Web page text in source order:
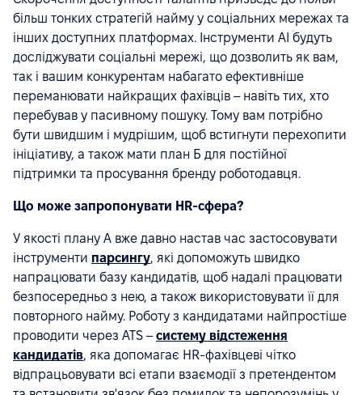
більш тонких стратегій найму у соціальних мережах та
інших доступних платформах. Інструменти AI будуть
досліджувати соціальні мережі, що дозволить як вам,
так і вашим конкурентам набагато ефективніше
переманювати найкращих фахівців – навіть тих, хто
перебував у пасивному пошуку. Тому вам потрібно
бути швидшим і мудрішим, щоб встигнути перехопити
ініціативу, а також мати план Б для постійної
підтримки та просування бренду роботодавця.
Що може запропонувати HR-сфера?
У якості плану А вже давно настав час застосовувати
інструменти парсингу, які допоможуть швидко
напрацювати базу кандидатів, щоб надалі працювати
безпосередньо з нею, а також використовувати її для
повторного найму. Роботу з кандидатами найпростіше
проводити через ATS –систему відстеження
кандидатів, яка допомагає HR-фахівцеві чітко
відпрацьовувати всі етапи взаємодії з претендентом